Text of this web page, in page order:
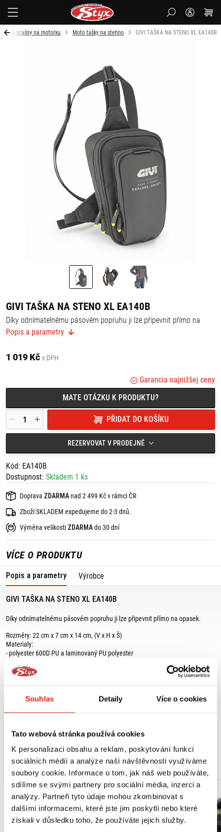
Souhlas Detaily Více o cookies
Tato webová stránka používá cookies
K personalizaci obsahu a reklam, poskytování funkcí
sociálních médií a analýze naší návštěvnosti využíváme
soubory cookie. Informace o tom, jak náš web používáte,
sdílíme se svými partnery pro sociální média, inzerci a
analýzy. Partneři tyto údaje mohou zkombinovat s
dalšími informacemi, které jste jim poskytli nebo které
získali v důsledku toho, že používáte jejich služby.
a brašny na motorku Moto tašky na stehno GIVI TAŠKA NA STENO XL EA140B
GIVI TAŠKA NA STENO XL EA140B
Díky odnímatelnému pásovém popruhu ji lze připevnit přímo na
opasek.
- polyester 600D PU a laminovaný PU polyester
- nastavitelný popruh v pase,
- nastavitelný popruh na stehně,
- hlavní přihrádka s vnitřní síťovanou kapsou na dokumenty,
- přední kapsa s háčkem na klíče,
- reflexní potisky.
Popis a parametry
1 019 Kč s DPH
Garancia najnižšej ceny
MATE OTÁZKU K PRODUKTU?
PŘIDAT DO KOŠÍKU
REZERVOVAT V PRODEJNĚ
Kód: EA140B
Dostupnost: Skladem 1 ks
Doprava ZDARMA nad 2 499 Kč v rámci ČR
Zboží SKLADEM expedujeme do 2-3 dnů.
Výměna velikosti ZDARMAdo 30 dní
VÍCE O PRODUKTU
Popis a parametry Výrobce
GIVI TAŠKA NA STENO XL EA140B
Díky odnímatelnému pásovém popruhu ji lze připevnit přímo na opasek.
Rozměry: 22 cm x 7 cm x 14 cm, (V x H x Š)
Materialy:
- polyester 600D PU a laminovaný PU polyester
Vlastnosti:
- nastavitelný popruh v pase,
- nastavitelný popruh na stehně,
- hlavní přihrádka s vnitřní síťovanou kapsou na dokumenty,
- přední kapsa s háčkem na klíče,
MOHLO BY SE VÁM LÍBIT